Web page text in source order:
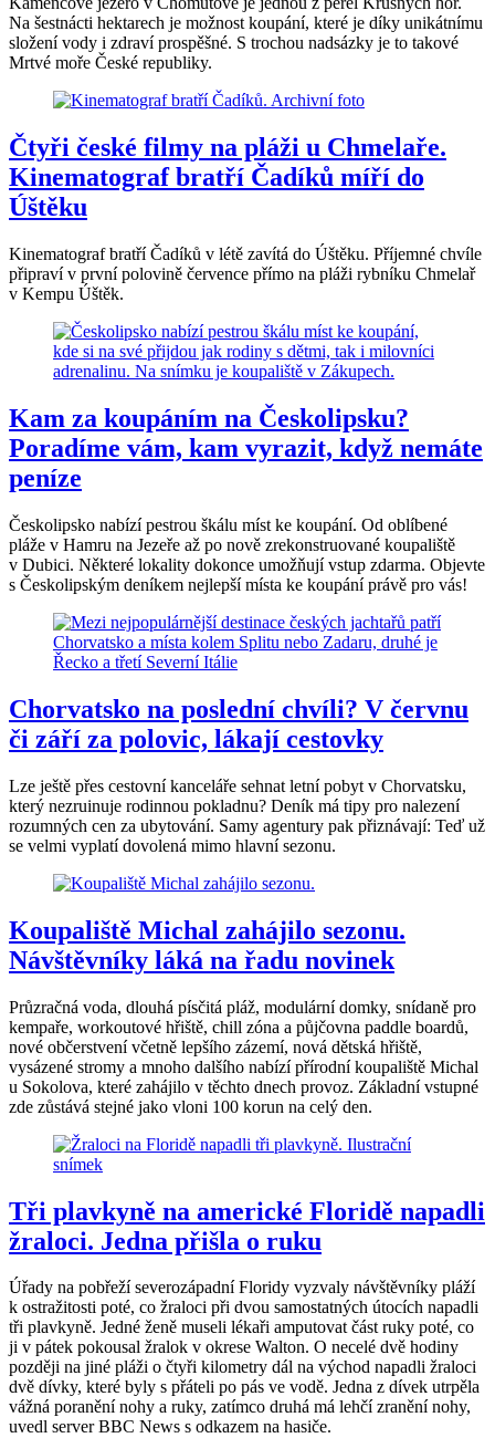
Na šestnácti hektarech je možnost koupání, které je díky unikátnímu
složení vody i zdraví prospěšné. S trochou nadsázky je to takové
Mrtvé moře České republiky.
Čtyři české filmy na pláži u Chmelaře.
Kinematograf bratří Čadíků míří do
Úštěku
Kinematograf bratří Čadíků v létě zavítá do Úštěku. Příjemné chvíle
připraví v první polovině července přímo na pláži rybníku Chmelař
v Kempu Úštěk.
Kam za koupáním na Českolipsku?
Poradíme vám, kam vyrazit, když nemáte
peníze
Českolipsko nabízí pestrou škálu míst ke koupání. Od oblíbené
pláže v Hamru na Jezeře až po nově zrekonstruované koupaliště
v Dubici. Některé lokality dokonce umožňují vstup zdarma. Objevte
s Českolipským deníkem nejlepší místa ke koupání právě pro vás!
Chorvatsko na poslední chvíli? V červnu
či září za polovic, lákají cestovky
Lze ještě přes cestovní kanceláře sehnat letní pobyt v Chorvatsku,
který nezruinuje rodinnou pokladnu? Deník má tipy pro nalezení
rozumných cen za ubytování. Samy agentury pak přiznávají: Teď už
se velmi vyplatí dovolená mimo hlavní sezonu.
Koupaliště Michal zahájilo sezonu.
Návštěvníky láká na řadu novinek
Průzračná voda, dlouhá písčitá pláž, modulární domky, snídaně pro
kempaře, workoutové hřiště, chill zóna a půjčovna paddle boardů,
nové občerstvení včetně lepšího zázemí, nová dětská hřiště,
vysázené stromy a mnoho dalšího nabízí přírodní koupaliště Michal
u Sokolova, které zahájilo v těchto dnech provoz. Základní vstupné
zde zůstává stejné jako vloni 100 korun na celý den.
Tři plavkyně na americké Floridě napadli
žraloci. Jedna přišla o ruku
Úřady na pobřeží severozápadní Floridy vyzvaly návštěvníky pláží
k ostražitosti poté, co žraloci při dvou samostatných útocích napadli
tři plavkyně. Jedné ženě museli lékaři amputovat část ruky poté, co
ji v pátek pokousal žralok v okrese Walton. O necelé dvě hodiny
později na jiné pláži o čtyři kilometry dál na východ napadli žraloci
dvě dívky, které byly s přáteli po pás ve vodě. Jedna z dívek utrpěla
vážná poranění nohy a ruky, zatímco druhá má lehčí zranění nohy,
uvedl server BBC News s odkazem na hasiče.